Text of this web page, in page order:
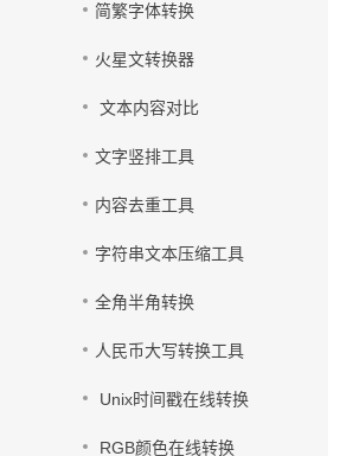
简繁字体转换
火星文转换器
文本内容对比
文字竖排工具
内容去重工具
字符串文本压缩工具
全角半角转换
人民币大写转换工具
Unix时间戳在线转换
RGB颜色在线转换